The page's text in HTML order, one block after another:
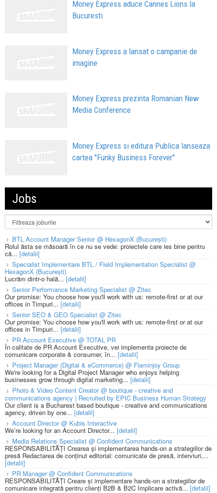
Money Express aduce Cannes Lions la
Bucuresti
Money Express a lansat o campanie de
imagine
Money Express prezinta Romanian New
Media Conference
Money Express si editura Publica lanseaza
cartea "Funky Business Forever"
Jobs
BTL Account Manager Senior @ HexagonX (București)
Rolul ăsta se măsoară în ce nu se vede: proiectele care ies bine pentru
că... [detalii]
Specialist Implementare BTL / Field Implementation Specialist @
HexagonX (București)
Lucrăm dintr-o hală...[detalii]
Senior Performance Marketing Specialist @ Zitec
Our promise: You choose how you'll work with us: remote-first or at our
offices in Timpuri... [detalii]
Senior SEO & GEO Specialist @ Zitec
Our promise: You choose how you'll work with us: remote-first or at our
offices in Timpuri... [detalii]
PR Account Executive @ TOTAL PR
În calitate de PR Account Executive, vei implementa proiecte de
comunicare corporate & consumer, în... [detalii]
Project Manager (Digital & eCommerce) @ Flaminjoy Group
We're looking for a Digital Project Manager who enjoys helping
businesses grow through digital marketing... [detalii]
Photo & Video Content Creator @ boutique - creative and
communications agency | Recruited by EPIC Business Human Strategy
Our client is a Bucharest based boutique - creative and communications
agency, driven by one... [detalii]
Account Director @ Kubis Interactive
We’re looking for an Account Director... [detalii]
Media Relations Specialist @ Confident Communications
RESPONSABILITĂȚI Crearea și implementarea hands-on a strategiilor de
presă Redactarea de conținut editorial: comunicate de presă, interviuri,...
[detalii]
PR Manager @ Confident Communications
RESPONSABILITĂȚI Creare și implementare hands-on a strategiilor de
comunicare integrată pentru clienți B2B & B2C Implicare activă... [detalii]